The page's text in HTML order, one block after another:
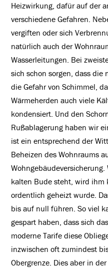
Heizwirkung, dafür auf der
verschiedene Gefahren.
vergiften oder sich
natürlich auch der
Wasserleitungen. Bei
sich schon sorgen, dass
die Gefahr von Schimmel,
Wärmeherden auch viele
kondensiert. Und den
Rußablagerung haben wir
ist ein entsprechend der
Beheizen des Wohnraums
kalten Bude steht, wird ihm
ordentlich geheizt wurde.
bis auf null führen. So viel
gespart haben, dass sich
moderne Tarife diese
inzwischen oft zumindest
Obergrenze. Dies aber in